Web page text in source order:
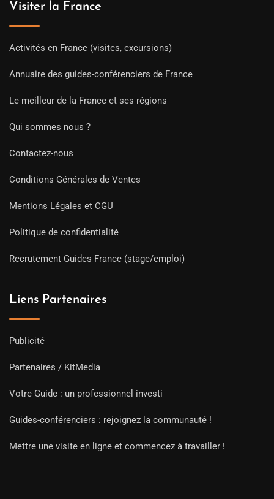
Visiter la France
Activités en France (visites, excursions)
Annuaire des guides-conférenciers de France
Le meilleur de la France et ses régions
Qui sommes nous ?
Contactez-nous
Conditions Générales de Ventes
Mentions Légales et CGU
Politique de confidentialité
Recrutement Guides France (stage/emploi)
Liens Partenaires
Publicité
Partenaires / KitMedia
Votre Guide : un professionnel investi
Guides-conférenciers : rejoignez la communauté !
Mettre une visite en ligne et commencez à travailler !